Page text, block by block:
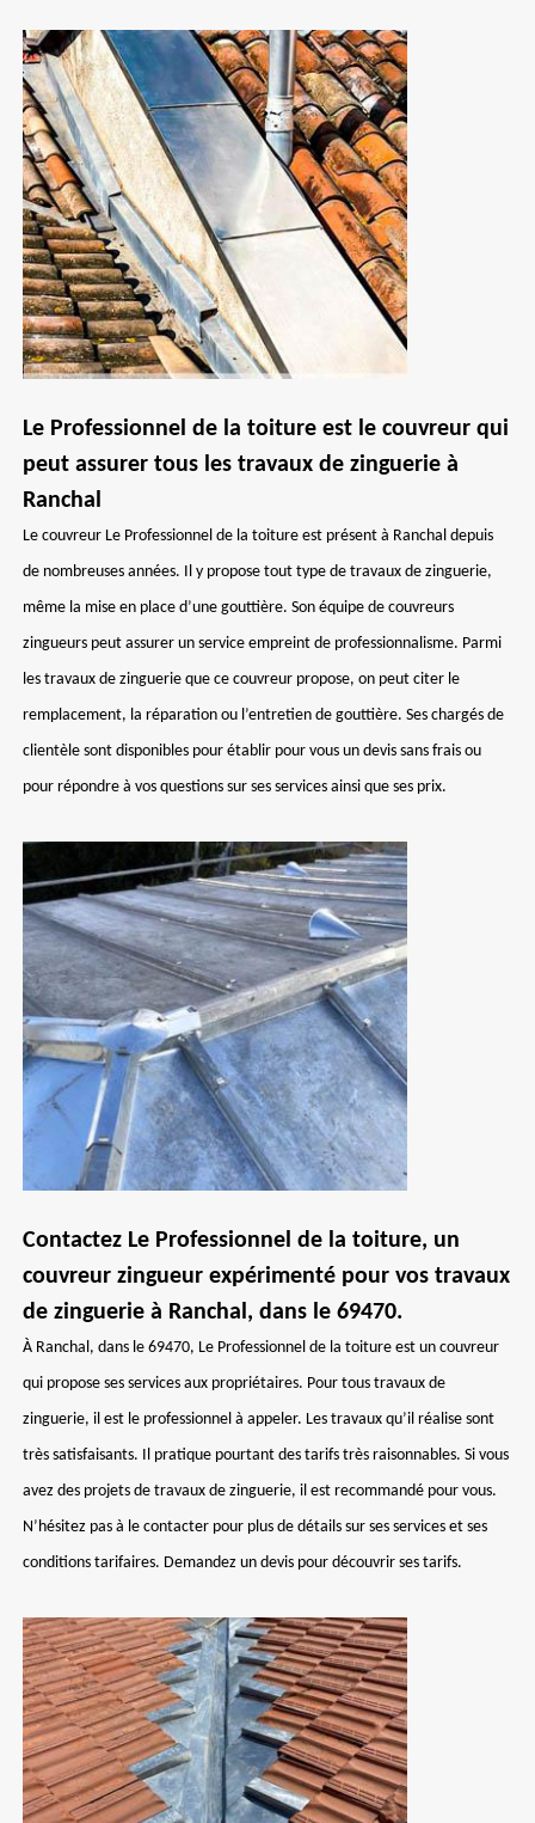
Le Professionnel de la toiture est le couvreur qui
peut assurer tous les travaux de zinguerie à
Ranchal
Le couvreur Le Professionnel de la toiture est présent à Ranchal depuis
de nombreuses années. Il y propose tout type de travaux de zinguerie,
même la mise en place d’une gouttière. Son équipe de couvreurs
zingueurs peut assurer un service empreint de professionnalisme. Parmi
les travaux de zinguerie que ce couvreur propose, on peut citer le
remplacement, la réparation ou l’entretien de gouttière. Ses chargés de
clientèle sont disponibles pour établir pour vous un devis sans frais ou
pour répondre à vos questions sur ses services ainsi que ses prix.
Contactez Le Professionnel de la toiture, un
couvreur zingueur expérimenté pour vos travaux
de zinguerie à Ranchal, dans le 69470.
À Ranchal, dans le 69470, Le Professionnel de la toiture est un couvreur
qui propose ses services aux propriétaires. Pour tous travaux de
zinguerie, il est le professionnel à appeler. Les travaux qu’il réalise sont
très satisfaisants. Il pratique pourtant des tarifs très raisonnables. Si vous
avez des projets de travaux de zinguerie, il est recommandé pour vous.
N’hésitez pas à le contacter pour plus de détails sur ses services et ses
conditions tarifaires. Demandez un devis pour découvrir ses tarifs.